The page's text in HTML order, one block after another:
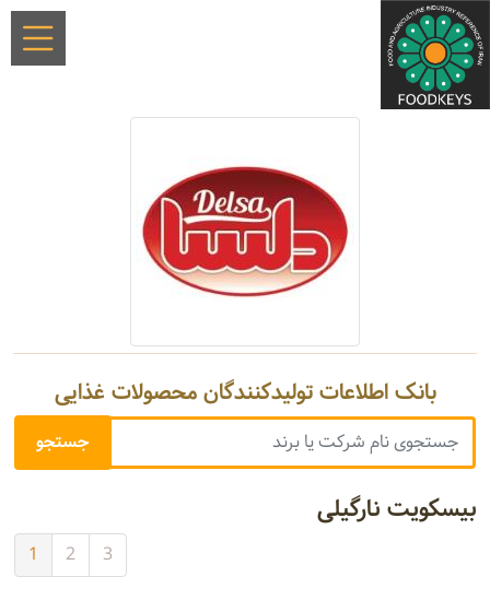
بانک اطلاعات تولیدکنندگان محصولات غذایی
بیسکویت نارگیلی
1 2 3